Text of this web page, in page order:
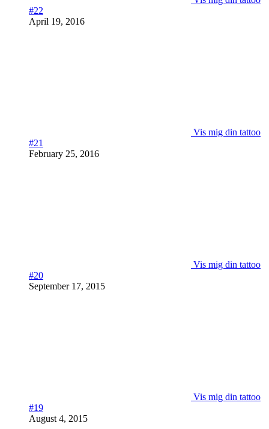
#22
April 19, 2016
Vis mig din tattoo
#21
February 25, 2016
Vis mig din tattoo
#20
September 17, 2015
Vis mig din tattoo
#19
August 4, 2015